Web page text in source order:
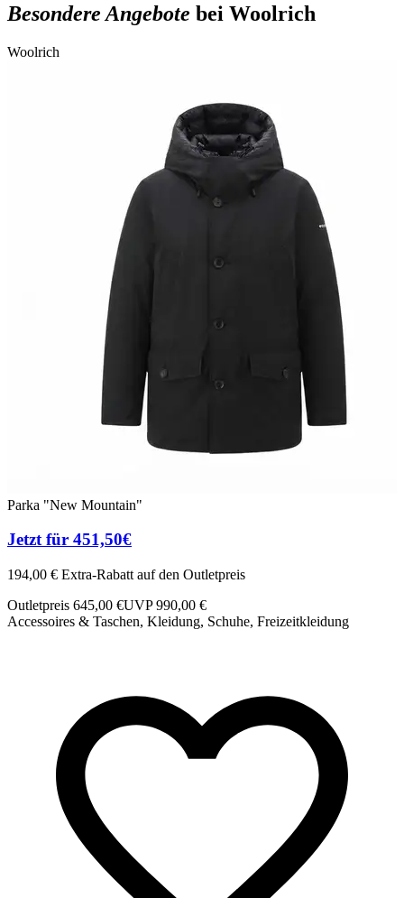
Besondere Angebote bei Woolrich
Woolrich
Parka "New Mountain"
Jetzt für 451,50€
194,00 € Extra-Rabatt auf den Outletpreis
Outletpreis 645,00 €UVP 990,00 €
Accessoires & Taschen, Kleidung, Schuhe, Freizeitkleidung